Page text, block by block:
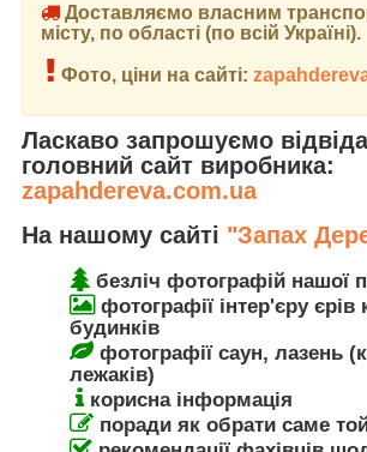
Доставляємо власним
місту, по області (по всій Україні).
Фото, ціни на сайті:
Ласкаво запрошуємо
головний сайт виробника:
zapahdereva.com.ua
На нашому сайті "Запах
безліч фотографій нашої
фотографії інтер'єру єрів
будинків
фотографії саун, лазень
лежаків)
корисна інформація
поради як обрати саме